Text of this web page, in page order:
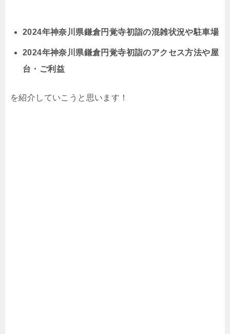
2024年神奈川県鎌倉円覚寺初詣の混雑状況や駐車場
2024年神奈川県鎌倉円覚寺初詣のアクセス方法や屋
台・ご利益
を紹介していこうと思います！